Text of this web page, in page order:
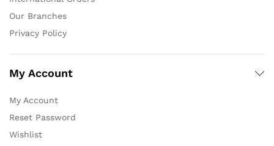
Our Branches
Privacy Policy
My Account
My Account
Reset Password
Wishlist